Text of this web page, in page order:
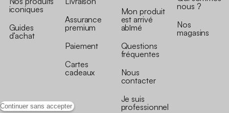
Continuer sans accepter
iconiques
Guides
d’achat
Assurance
premium
Paiement
Cartes
cadeaux
Mon produit
est arrivé
abîmé
Questions
fréquentes
Nous
contacter
Je suis
professionnel
nous ?
Nos
magasins